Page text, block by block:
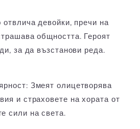
отвлича девойки, пречи на
общността. Героят
за да възстанови реда.
Змеят олицетворява
и страховете на хората от
сили на света.